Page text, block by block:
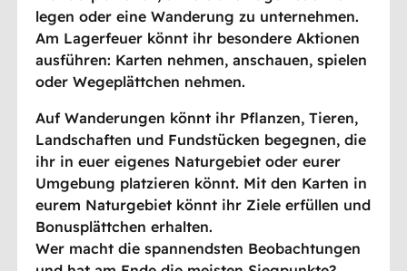
legen oder eine Wanderung zu unternehmen.
Am Lagerfeuer könnt ihr besondere Aktionen
ausführen: Karten nehmen, anschauen, spielen
oder Wegeplättchen nehmen.
Auf Wanderungen könnt ihr Pflanzen, Tieren,
Landschaften und Fundstücken begegnen, die
ihr in euer eigenes Naturgebiet oder eurer
Umgebung platzieren könnt. Mit den Karten in
eurem Naturgebiet könnt ihr Ziele erfüllen und
Bonusplättchen erhalten.
Wer macht die spannendsten Beobachtungen